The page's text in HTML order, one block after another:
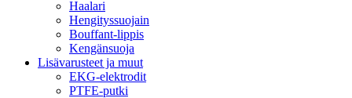
Haalari
Hengityssuojain
Bouffant-lippis
Kengänsuoja
Lisävarusteet ja muut
EKG-elektrodit
PTFE-putki